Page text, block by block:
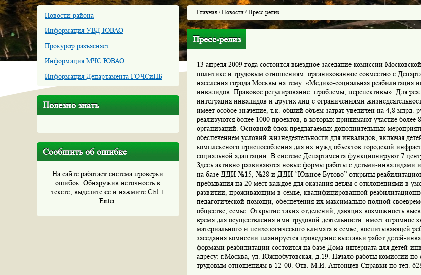
Новости района
Информация УВД ЮВАО
Прокурор разъясняет
Информация МЧС ЮВАО
Информация Департамента ГОЧСиПБ
Полезно знать
Сообщить об ошибке
На сайте работает система проверки
ошибок. Обнаружив неточность в
тексте, выделите ее и нажмите Ctrl +
Enter.
Главная /Новости/ Пресс-релиз
Пресс-релиз
13 апреля 2009 года состоится выездное заседание комиссии
политике и трудовым отношениям, организованное совместно с
населения города Москвы на тему: «Медико-социальная реабилитация
инвалидов. Правовое регулирование, проблемы, перспективы». Для
интеграция инвалидов и других лиц с ограничениями
имеет особое значение, т.к. общий объем затрат увеличен на 4,8 млрд.
реализуются более 1000 проектов, в которых принимают участие более
организаций. Основной блок предлагаемых дополнительных
обеспечением условий жизнедеятельности для инвалидов, включая
комплексного приспособления для их нужд объектов городской
социальной адаптации. В системе Департамента функционируют 7
Здесь активно развиваются новые формы работы с детьми-
на базе ДДИ №15, №28 и ДДИ “Южное Бутово” открыты
пребывания на 20 мест каждое для оказания детям с отклонениями в
развитии, проживающим в семье, квалифицированной
педагогической помощи, обеспечения их максимально полной
обществе, семье. Открытие таких отделений, дающих возможность
время для осуществления ими трудовой деятельности, имеет огромное
материального и психологического климата в семье, воспитывающей
заседания комиссии планируется проведение выставки работ детей-
формами реабилитации состоится на базе Дома-интерната для детей-
адресу: г.Москва, ул. Южнобутовская, д.19. Начало работы комиссии
трудовым отношениям в 12-00. Отв. М.И. Антонцев Справки по тел.